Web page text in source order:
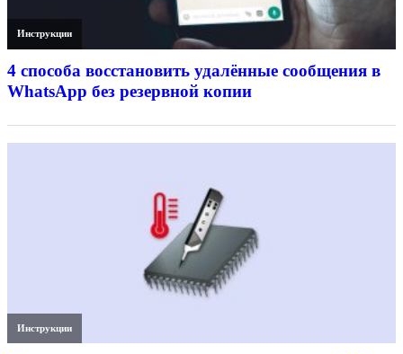
Инструкции
4 способа восстановить удалённые сообщения в
WhatsApp без резервной копии
Инструкции